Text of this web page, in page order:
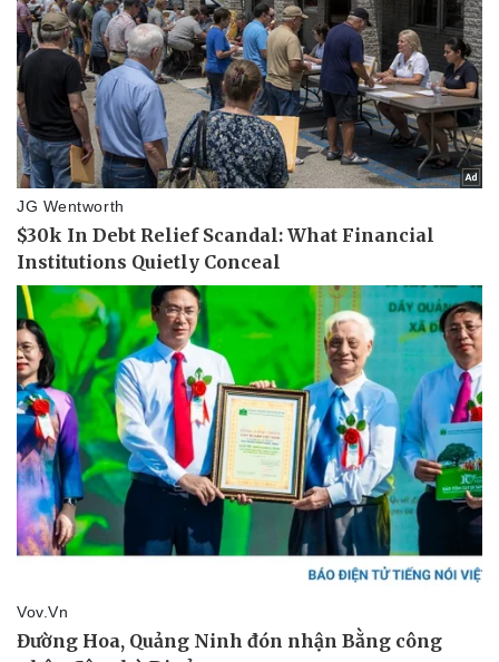
Pháp luật
Vụ án
Tin nóng
Tư vấn luật
Quân sự - Quốc phòng
Việt Nam
Phân tích